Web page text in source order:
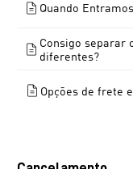
Quando
Consigo separar
diferentes?
Opções de frete